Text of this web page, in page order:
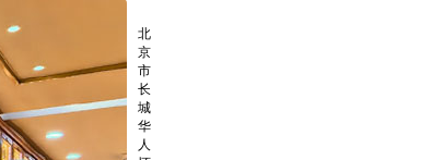
北
京
市
长
城
华
人